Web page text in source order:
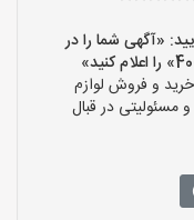
«آگهی شما را در
و فروش لوازم
مسئولیتی در قبال